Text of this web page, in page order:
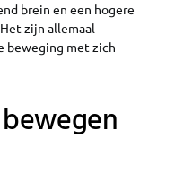
brein en een hogere
zijn allemaal
beweging met zich